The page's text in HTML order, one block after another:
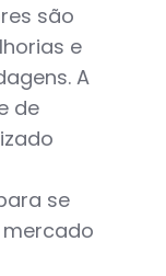
são
e
A
de
se